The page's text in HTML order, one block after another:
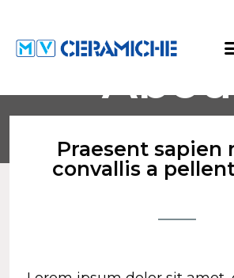
Praesent sapien
convallis a